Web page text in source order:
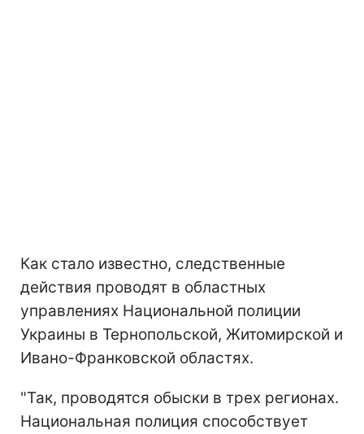
Как стало известно, следственные
действия проводят в областных
управлениях Национальной полиции
Украины в Тернопольской, Житомирской и
Ивано-Франковской областях.
"Так, проводятся обыски в трех регионах.
Национальная полиция способствует